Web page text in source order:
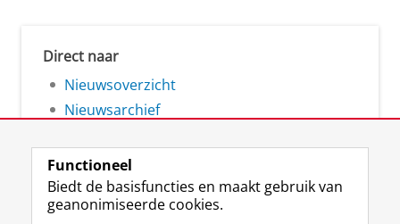
Direct naar
Nieuwsoverzicht
Nieuwsarchief
Functioneel
Biedt de basisfuncties en maakt gebruik van
geanonimiseerde cookies.